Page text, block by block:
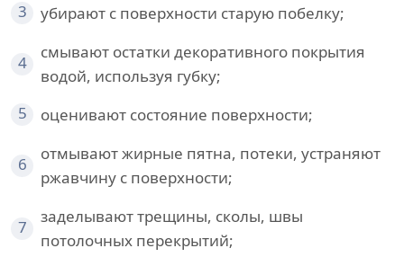
3
убирают с поверхности старую побелку;
4
смывают остатки декоративного покрытия
водой, используя губку;
5
оценивают состояние поверхности;
6
отмывают жирные пятна, потеки, устраняют
ржавчину с поверхности;
7
заделывают трещины, сколы, швы
потолочных перекрытий;